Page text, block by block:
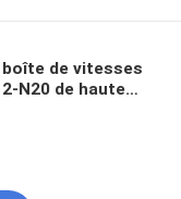
de vitesses
N20 de haute